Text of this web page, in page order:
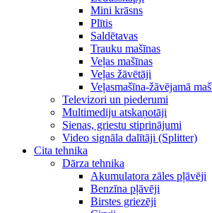
Mini krāsns
Plītis
Saldētavas
Trauku mašīnas
Veļas mašīnas
Veļas žāvētāji
Veļasmašīna-žāvējamā
Televizori un piederumi
Multimediju atskaņotāji
Sienas, griestu stiprinājumi
Video signāla dalītāji (Splitter)
Cita tehnika
Dārza tehnika
Akumulatora zāles pļāvēji
Benzīna pļāvēji
Birstes griezēji